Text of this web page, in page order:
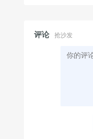
评论 抢沙发